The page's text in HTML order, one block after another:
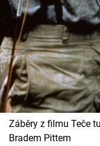
Sledujte prima+
Přihlášení
Sledujte nás
Záběry z filmu Teče
Bradem Pittem